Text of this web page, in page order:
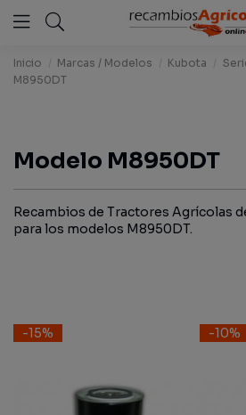
Inicio Marcas / Modelos Kubota
M8950DT
Modelo M8950DT
Recambios de Tractores Agrícolas
para los modelos M8950DT.
-15% -10%